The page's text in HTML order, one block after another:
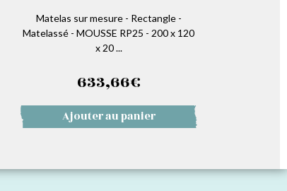
Matelas sur mesure - Rectangle -
Matelassé - MOUSSE RP25 - 200 x 120
x 20 ...
633,66€
Ajouter au panier